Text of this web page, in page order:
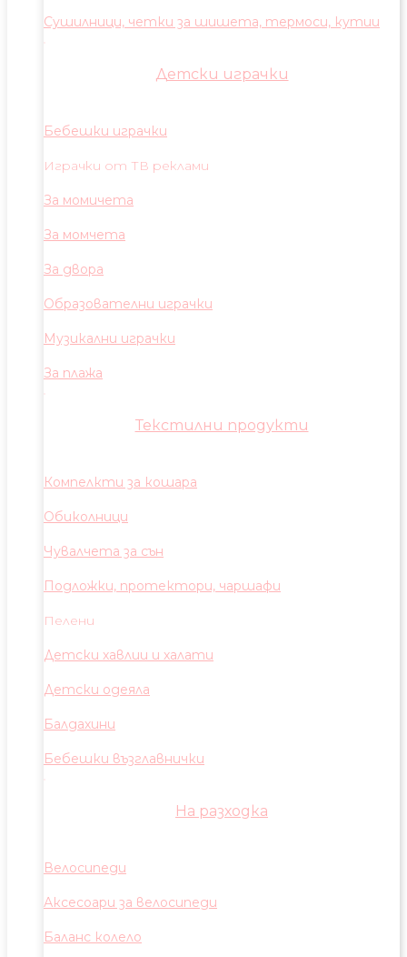
Сушилници, четки за шишета, термоси, кутии
Детски играчки
Бебешки играчки
Играчки от ТВ реклами
За момичета
За момчета
За двора
Образователни играчки
Музикални играчки
За плажа
Текстилни продукти
Компелкти за кошара
Обиколници
Чувалчета за сън
Подложки, протектори, чаршафи
Пелени
Детски хавлии и халати
Детски одеяла
Балдахини
Бебешки възглавнички
На разходка
Велосипеди
Аксесоари за велосипеди
Баланс колело